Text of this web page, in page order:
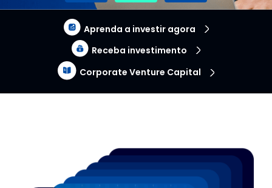
Aprenda a investir agora
Receba investimento
Corporate Venture Capital